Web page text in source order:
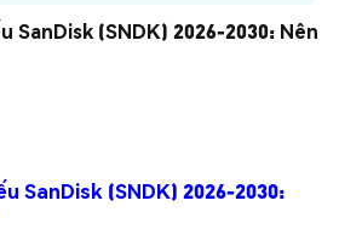
SanDisk (SNDK) 2026-2030: Nên
SanDisk (SNDK) 2026-2030: